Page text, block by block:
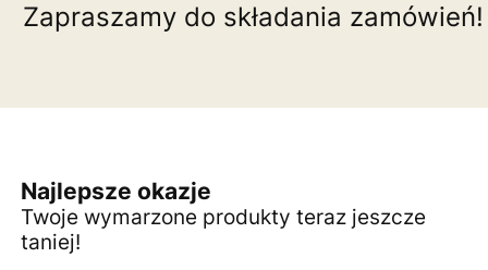
Zapraszamy do składania zamówień!
Najlepsze okazje
Twoje wymarzone produkty teraz jeszcze
taniej!